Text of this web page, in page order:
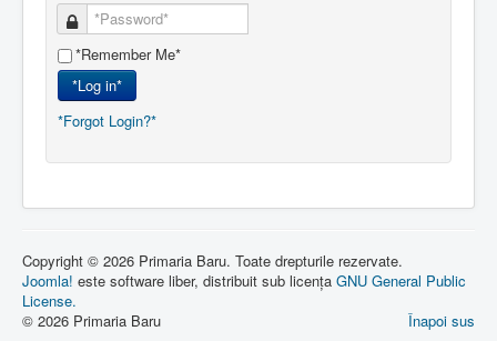
*Remember Me*
*Log in*
*Forgot Login?*
Copyright © 2026 Primaria Baru. Toate drepturile rezervate.
Joomla! este software liber, distribuit sub licența GNU General Public
License.
Înapoi sus
© 2026 Primaria Baru